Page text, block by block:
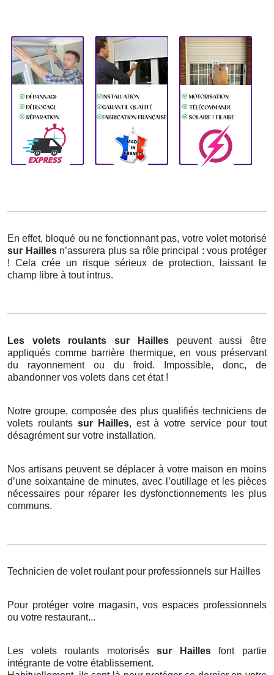
En effet, bloqué ou ne fonctionnant pas, votre volet motorisé
sur Hailles n’assurera plus sa rôle principal : vous protéger
! Cela crée un risque sérieux de protection, laissant le
champ libre à tout intrus.
Les volets roulants sur Hailles peuvent aussi être
appliqués comme barrière thermique, en vous préservant
du rayonnement ou du froid. Impossible, donc, de
abandonner vos volets dans cet état !
Notre groupe, composée des plus qualifiés techniciens de
volets roulants sur Hailles, est à votre service pour tout
désagrément sur votre installation.
Nos artisans peuvent se déplacer à votre maison en moins
d’une soixantaine de minutes, avec l’outillage et les pièces
nécessaires pour réparer les dysfonctionnements les plus
communs.
Technicien de volet roulant pour professionnels sur Hailles
Pour protéger votre magasin, vos espaces professionnels
ou votre restaurant...
Les volets roulants motoriséssur Haillesfont partie
intégrante de votre établissement.